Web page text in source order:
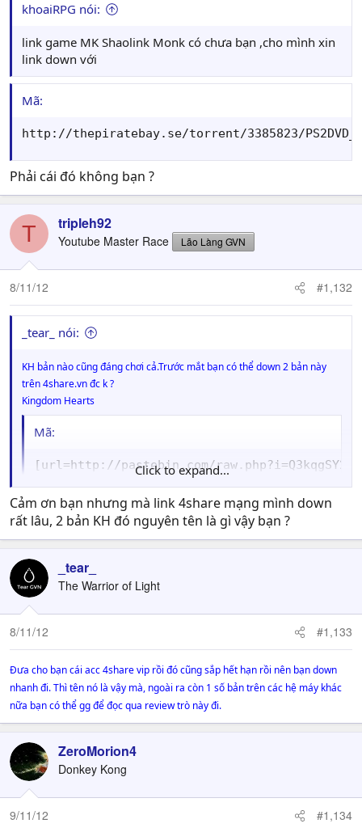
khoaiRPG nói:
link game MK Shaolink Monk có chưa bạn ,cho mình xin
link down với
Mã:
http://thepiratebay.se/torrent/3385823/PS2DVD_-
Phải cái đó không bạn ?
T tripleh92
Youtube Master Race Lão Làng GVN
8/11/12 #1,132
_tear_ nói:
KH bản nào cũng đáng chơi cả.Trước mắt bạn có thể down 2 bản này
trên 4share.vn đc k ?
Kingdom Hearts
Mã:
[url=http://pastebin.com/
Kingdom Hearts II: Final Mix + English Patched
Mã:
[url=http://pastebin.com/
Eng Patched[/url]
Còn giả lập, nếu máy bạn ổn thì chơi region nào cũng đươc cả nếu yếu
thì nên chọn Pal thì tốt hơn. NTSC có NTSC-J(language J) và NTSC-
U(language E) thì FPS là 60 còn Pal là 50. Và nếu chọn Pal thì thử coi nó
có kèm theo lang English k và game hệ Pal nó phát hành cũng k được
nhiều cho lắm.
Click to expand...
Cảm ơn bạn nhưng mà link 4share mạng mình down
rất lâu, 2 bản KH đó nguyên tên là gì vậy bạn ?
_tear_
The Warrior of Light
8/11/12 #1,133
Đưa cho bạn cái acc 4share vip rồi đó cũng sắp hết hạn rồi nên bạn down
nhanh đi. Thì tên nó là vậy mà, ngoài ra còn 1 số bản trên các hệ máy khác
nữa bạn có thể gg để đọc qua review trò này đi.
ZeroMorion4
Donkey Kong
9/11/12 #1,134